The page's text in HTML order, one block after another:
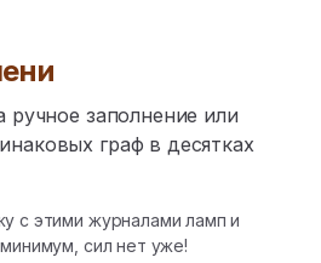
ручное заполнение или
граф в десятках
с этими журналами ламп и
сил нет уже!